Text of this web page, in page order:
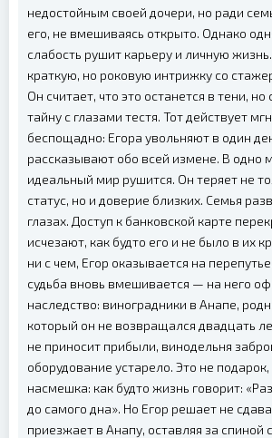
недостойным своей дочери, но ради
его, не вмешиваясь открыто. Однако
слабость рушит карьеру и личную
краткую, но роковую интрижку со
Он считает, что это останется в тени, но
тайну с глазами тестя. Тот действует
беспощадно: Егора увольняют в один
рассказывают обо всей измене. В одно
идеальный мир рушится. Он теряет не
статус, но и доверие близких. Семья
глазах. Доступ к банковской карте
исчезают, как будто его и не было в их
ни с чем, Егор оказывается на
судьба вновь вмешивается — на него
наследство: виноградники в Анапе,
который он не возвращался двадцать
не приносит прибыли, винодельня
оборудование устарело. Это не подарок,
насмешка: как будто жизнь говорит:
до самого дна». Но Егор решает не
приезжает в Анапу, оставляя за спиной